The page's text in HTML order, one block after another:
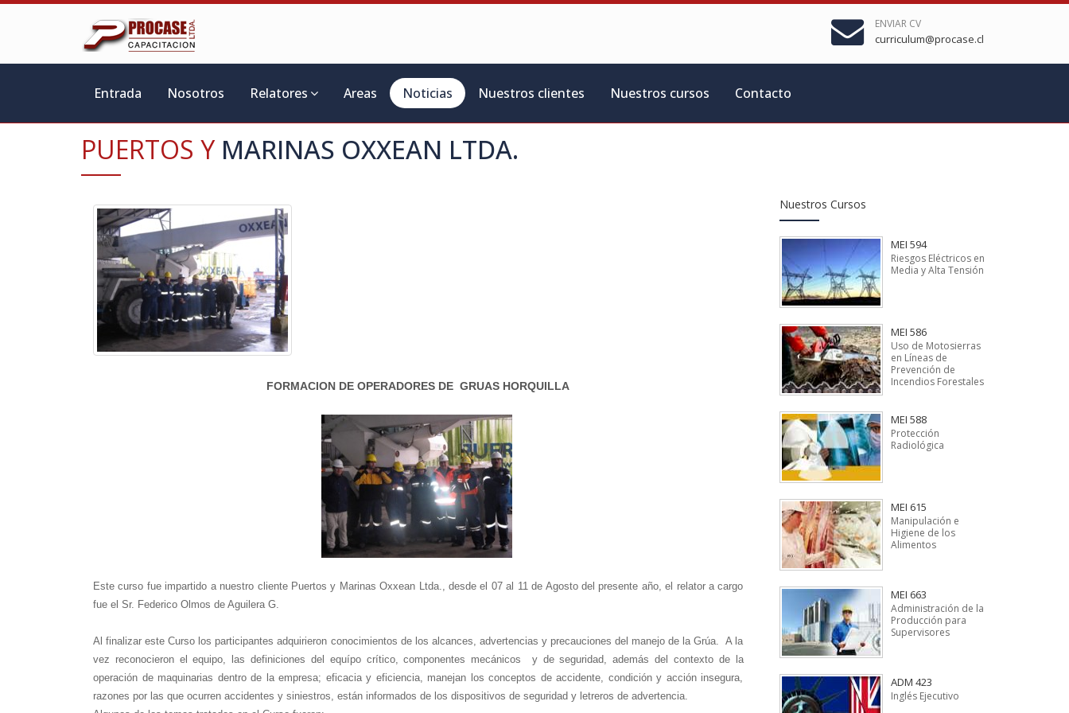
ENVIAR CV
curriculum@procase.cl
Entrada Nosotros Relatores Areas Noticias Nuestros clientes Nuestros cursos Contacto
PUERTOS Y MARINAS OXXEAN LTDA.
FORMACION DE OPERADORES DE GRUAS HORQUILLA
Este curso fue impartido a nuestro cliente Puertos y Marinas Oxxean Ltda., desde el 07 al 11 de Agosto del presente año, el relator a cargo
fue el Sr. Federico Olmos de Aguilera G.
Al finalizar este Curso los participantes adquirieron conocimientos de los alcances, advertencias y precauciones del manejo de la Grúa. A la
vez reconocieron el equipo, las definiciones del equípo crítico, componentes mecánicos y de seguridad, además del contexto de la
operación de maquinarias dentro de la empresa; eficacia y eficiencia, manejan los conceptos de accidente, condición y acción insegura,
razones por las que ocurren accidentes y siniestros, están informados de los dispositivos de seguridad y letreros de advertencia.
Nuestros Cursos
MEI 594
Riesgos Eléctricos en
Media y Alta Tensión
MEI 586
Uso de Motosierras
en Líneas de
Prevención de
Incendios Forestales
MEI 588
Protección
Radiológica
MEI 615
Manipulación e
Higiene de los
Alimentos
MEI 663
Administración de la
Producción para
Supervisores
ADM 423
Inglés Ejecutivo